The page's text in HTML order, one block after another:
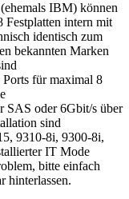
IBM) können
Festplatten intern mit
identisch zum
bekannten Marken
für maximal 8
SAS oder 6Gbit/s über
sind
9310-8i, 9300-8i,
IT Mode
bitte einfach
hinterlassen.